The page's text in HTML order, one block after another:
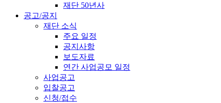
재단 50년사
공고/공지
재단 소식
주요 일정
공지사항
보도자료
연간 사업공모 일정
사업공고
입찰공고
신청/접수